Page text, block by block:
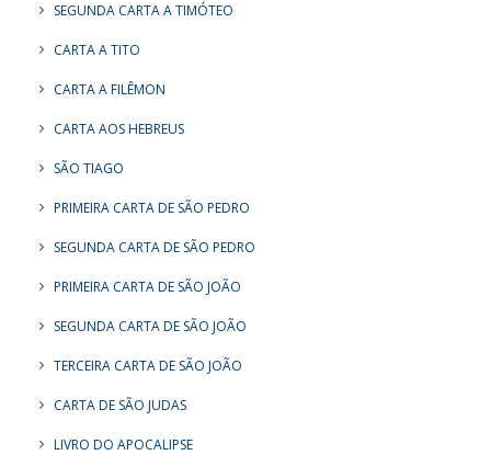
SEGUNDA CARTA A TIMÓTEO
CARTA A TITO
CARTA A FILÊMON
CARTA AOS HEBREUS
SÃO TIAGO
PRIMEIRA CARTA DE SÃO PEDRO
SEGUNDA CARTA DE SÃO PEDRO
PRIMEIRA CARTA DE SÃO JOÃO
SEGUNDA CARTA DE SÃO JOÃO
TERCEIRA CARTA DE SÃO JOÃO
CARTA DE SÃO JUDAS
LIVRO DO APOCALIPSE